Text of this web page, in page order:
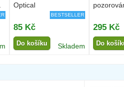
Optical
BESTSELLER
85 Kč
Do košíku Skladem
295 Kč
Do